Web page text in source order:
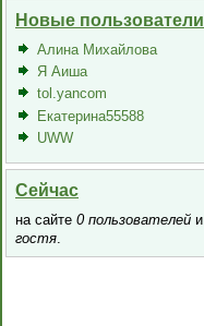
Новые пользователи
Алина Михайлова
Я Аиша
tol.yancom
Екатерина55588
UWW
Сейчас
на сайте 0 пользователей и
гостя.